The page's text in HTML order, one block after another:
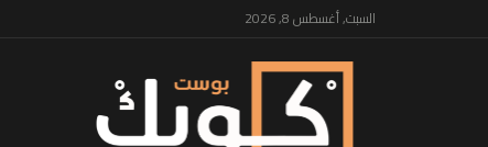
السبت, أغسطس 8, 2026